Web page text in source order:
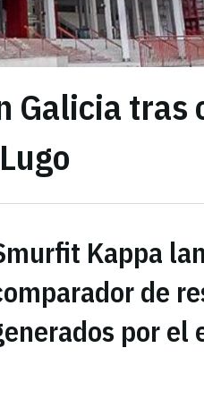
Galicia tras
Kappa
de
por el